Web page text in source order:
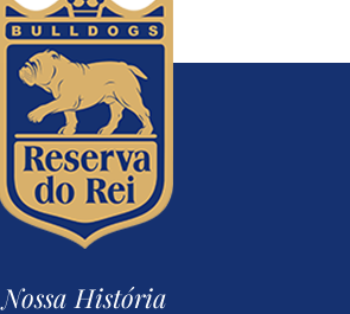
Nossa História